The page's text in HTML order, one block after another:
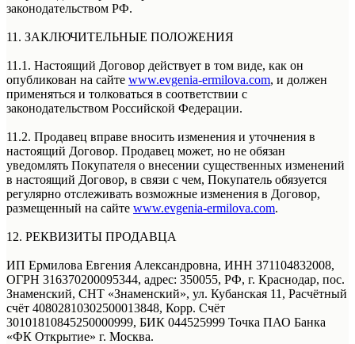
законодательством РФ.
11. ЗАКЛЮЧИТЕЛЬНЫЕ ПОЛОЖЕНИЯ
11.1. Настоящий Договор действует в том виде, как он
опубликован на сайте www.evgenia-ermilova.com, и должен
применяться и толковаться в соответствии с
законодательством Российской Федерации.
11.2. Продавец вправе вносить изменения и уточнения в
настоящий Договор. Продавец может, но не обязан
уведомлять Покупателя о внесении существенных изменений
в настоящий Договор, в связи с чем, Покупатель обязуется
регулярно отслеживать возможные изменения в Договор,
размещенный на сайте www.evgenia-ermilova.com.
12. РЕКВИЗИТЫ ПРОДАВЦА
ИП Ермилова Евгения Александровна, ИНН 371104832008,
ОГРН 316370200095344, адрес: 350055, РФ, г. Краснодар, пос.
Знаменский, СНТ «Знаменский», ул. Кубанская 11, Расчётный
счёт 40802810302500013848, Корр. Счёт
30101810845250000999, БИК 044525999 Точка ПАО Банка
«ФК Открытие» г. Москва.